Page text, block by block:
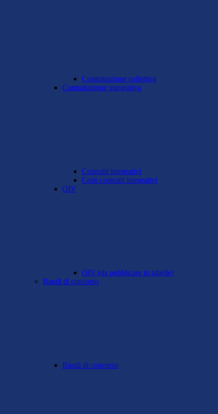
Contrattazione collettiva
Contrattazione integrativa
Contratti integrativi
Costi contratti integrativi
OIV
OIV (da pubblicare in tabelle)
Bandi di concorso
Bandi di concorso